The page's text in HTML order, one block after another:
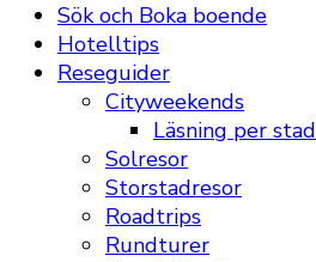
Sök och Boka boende
Hotelltips
Reseguider
Cityweekends
Läsning per stad
Solresor
Storstadresor
Roadtrips
Rundturer